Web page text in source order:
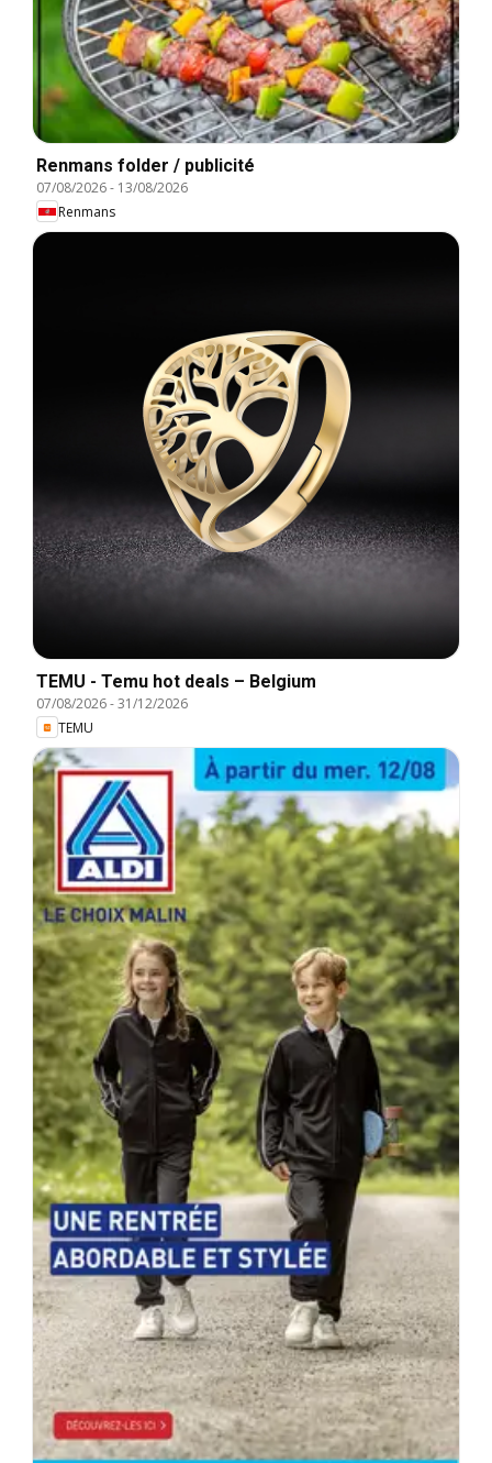
Renmans folder / publicité
07/08/2026- 13/08/2026
Renmans
TEMU - Temu hot deals – Belgium
07/08/2026-31/12/2026
TEMU